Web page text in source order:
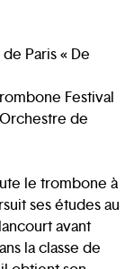
Paris « De
Festival
de
le trombone à
ses études au
avant
la classe de